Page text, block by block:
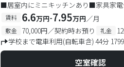
■居室内にミニキッチンあり■家具家電
賃料 6.6万円-7.95万円／月
敷金 70,000円／契約時お預り 礼金
学校まで電車利用(自転車含) 44分
空室確認